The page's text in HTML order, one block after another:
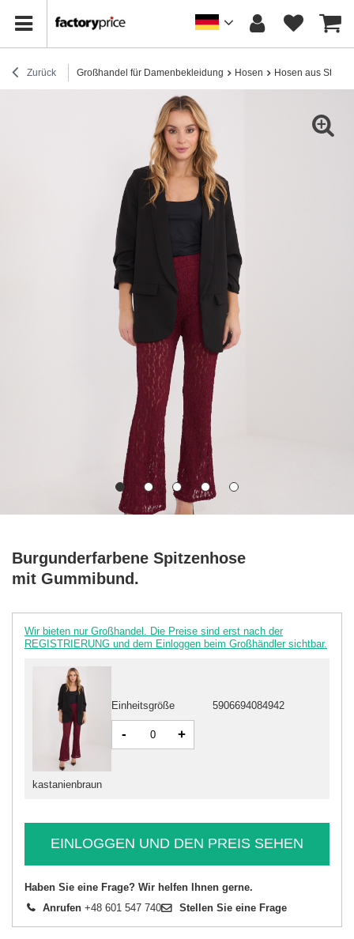
Zurück Großhandel für Damenbekleidung Hosen Hosen aus Stoff
Burgunderfarbene Spitzenhose
mit Gummibund.
Wir bieten nur Großhandel. Die Preise sind erst nach der
REGISTRIERUNG und dem Einloggen beim Großhändler sichtbar.
kastanienbraun
Einheitsgröße 5906694084942
- +
EINLOGGEN UND DEN PREIS SEHEN
Haben Sie eine Frage? Wir helfen Ihnen gerne.
Anrufen +48 601 547 740 Stellen Sie eine Frage